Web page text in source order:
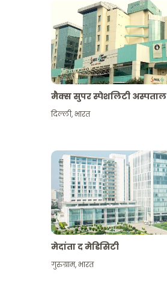
मैक्स सुपर स्पेशलिटी अस्पताल
दिल्ली,भारत
मेदांता द मेडिसिटी
गुरुग्राम,भारत